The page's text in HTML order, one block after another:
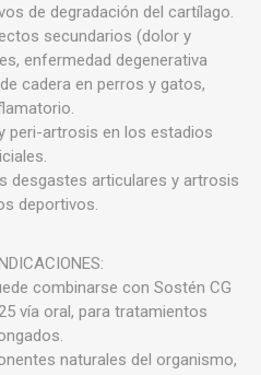
de degradación del cartílago.
secundarios (dolor y
enfermedad degenerativa
cadera en perros y gatos,
peri-artrosis en los estadios
desgastes articulares y artrosis
deportivos.
combinarse con Sostén CG
vía oral, para tratamientos
naturales del organismo,